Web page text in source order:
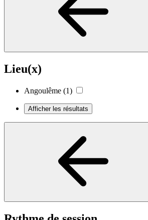
Lieu(x)
Angoulême (1)
Afficher les résultats